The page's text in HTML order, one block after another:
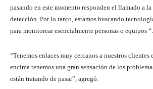
pasando en este momento responden el llamado a
detección. Por lo tanto, estamos buscando
para monitorear esencialmente personas o equipos “.
“Tenemos enlaces muy cercanos a nuestros clientes
encima tenemos una gran sensación de los
están tratando de pasar”, agregó.